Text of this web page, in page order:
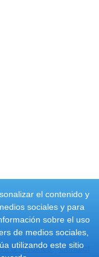
el contenido y
sociales y para
sobre el uso
de medios sociales,
utilizando este sitio
& Cookies Contact